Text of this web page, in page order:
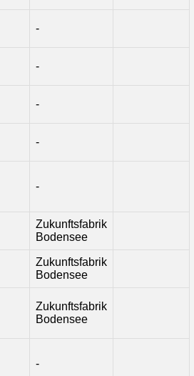
-
-
-
-
-
Zukunftsfabrik
Bodensee
Zukunftsfabrik
Bodensee
Zukunftsfabrik
Bodensee
-